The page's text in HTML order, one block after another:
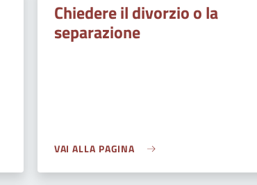
Chiedere il divorzio o la
separazione
VAI ALLA PAGINA